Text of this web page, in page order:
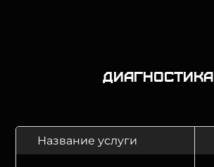
Диагностика
Название услуги